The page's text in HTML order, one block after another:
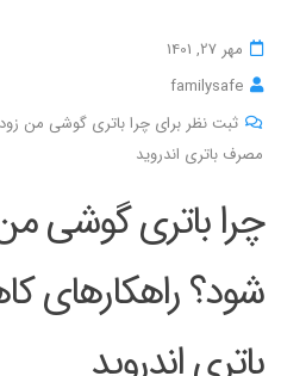
مهر 27, 1401
familysafe
ثبت نظر برای چرا باتری گوشی من
مصرف باتری اندروید
چرا باتری گوشی
شود؟
باتری اندروید